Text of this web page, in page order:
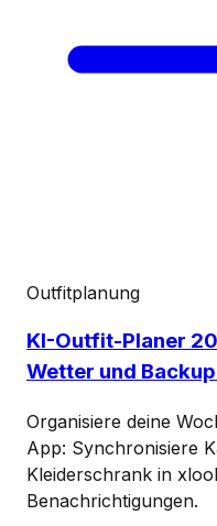
Outfitplanung
KI-Outfit-Planer
Wetter und
Organisiere deine
App: Synchronisiere
Kleiderschrank in
Benachrichtigungen.